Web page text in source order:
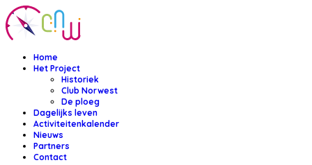
Home
Het Project
Historiek
Club Norwest
De ploeg
Dagelijks leven
Activiteitenkalender
Nieuws
Partners
Contact